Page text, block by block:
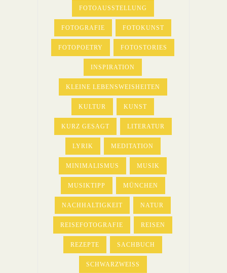
FOTOAUSSTELLUNG
FOTOGRAFIE FOTOKUNST
FOTOPOETRY FOTOSTORIES
INSPIRATION
KLEINE LEBENSWEISHEITEN
KULTUR KUNST
KURZ GESAGT LITERATUR
LYRIK MEDITATION
MINIMALISMUS MUSIK
MUSIKTIPP MÜNCHEN
NACHHALTIGKEIT NATUR
REISEFOTOGRAFIE REISEN
REZEPTE SACHBUCH
SCHWARZWEISS